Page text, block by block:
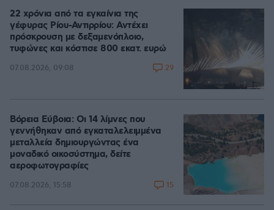
22 χρόνια από τα εγκαίνια της
γέφυρας Ρίου-Αντιρρίου: Αντέχει
πρόσκρουση με δεξαμενόπλοιο,
τυφώνες και κόστισε 800 εκατ. ευρώ
07.08.2026, 09:08 29
Βόρεια Εύβοια: Οι 14 λίμνες που
γεννήθηκαν από εγκαταλελειμμένα
μεταλλεία δημιουργώντας ένα
μοναδικό οικοσύστημα, δείτε
αεροφωτογραφίες
07.08.2026, 15:58 15